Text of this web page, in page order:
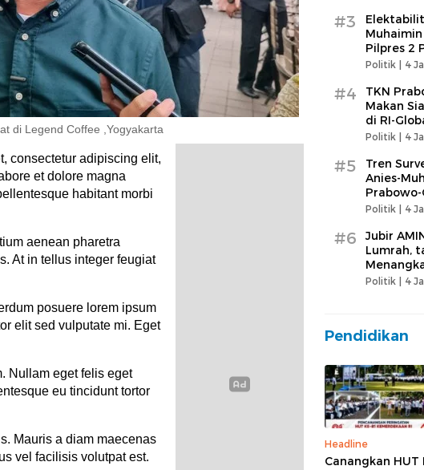
di Legend Coffee ,Yogyakarta
consectetur adipiscing elit,
et dolore magna
habitant morbi
aenean pharetra
At in tellus integer feugiat
posuere lorem ipsum
elit sed vulputate mi. Eget
Nullam eget felis eget
eu tincidunt tortor
Mauris a diam maecenas
vel facilisis volutpat est.
#3
Pilpres 2
Politik | 4
#4
TKN
Makan
di RI-
Politik | 4
#5
Tren
Anies-
Prabowo-
Politik | 4
#6
Jubir
Lumrah,
Politik | 4
Pendidikan
Headline
Canangkan HUT